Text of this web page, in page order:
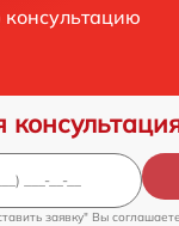
заявку" Вы